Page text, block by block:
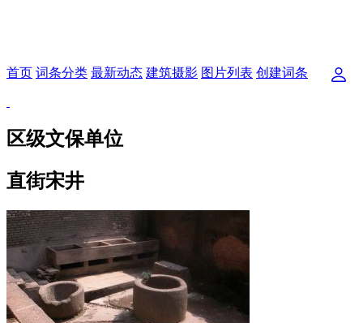
首页 词条分类 最新动态 建筑摄影 图片列表 创建词条
区级文保单位
直街宋井